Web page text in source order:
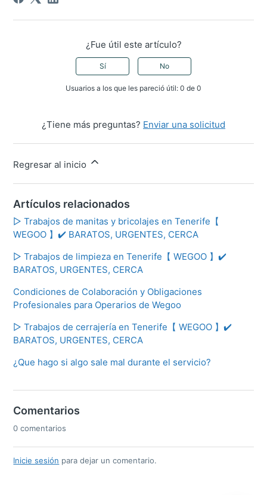
¿Fue útil este artículo?
Sí No
Usuarios a los que les pareció útil: 0 de 0
¿Tiene más preguntas? Enviar una solicitud
Regresar al inicio
Artículos relacionados
▷ Trabajos de manitas y bricolajes en Tenerife【
WEGOO 】✔️ BARATOS, URGENTES, CERCA
▷ Trabajos de limpieza en Tenerife【 WEGOO 】✔️
BARATOS, URGENTES, CERCA
Condiciones de Colaboración y Obligaciones
Profesionales para Operarios de Wegoo
▷ Trabajos de cerrajería en Tenerife【 WEGOO 】✔️
BARATOS, URGENTES, CERCA
¿Que hago si algo sale mal durante el servicio?
Comentarios
0 comentarios
Inicie sesión para dejar un comentario.